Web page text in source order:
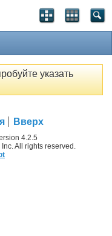
указать
Вверх
4.2.5
All rights reserved.